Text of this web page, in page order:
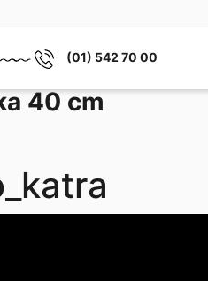
(01) 542 70 00
40 cm